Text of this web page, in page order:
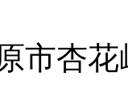
市杏